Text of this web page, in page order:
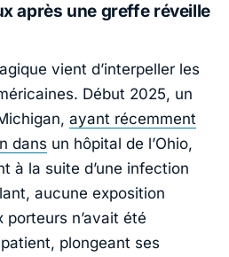
après une greffe réveille
vient d’interpeller les
Début 2025, un
, ayant récemment
dans un hôpital de l’Ohio,
à la suite d’une infection
aucune exposition
n’avait été
plongeant ses